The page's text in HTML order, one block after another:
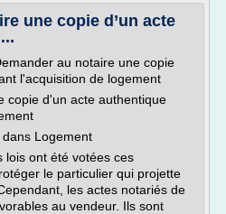
une copie d’un acte
au notaire une copie
l'acquisition de logement
copie d'un acte authentique
Logement
lois ont été votées ces
le particulier qui projette
les actes notariés de
au vendeur. Ils sont